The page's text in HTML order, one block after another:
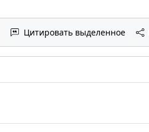
Цитировать выделенное